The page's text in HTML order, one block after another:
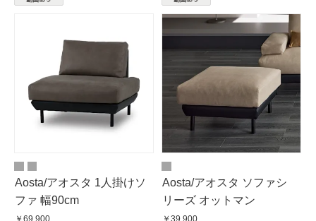
Aosta/アオスタ 1人掛けソ
ファ 幅90cm
￥69,900
Aosta/アオスタ ソファシ
リーズ オットマン
￥39,900